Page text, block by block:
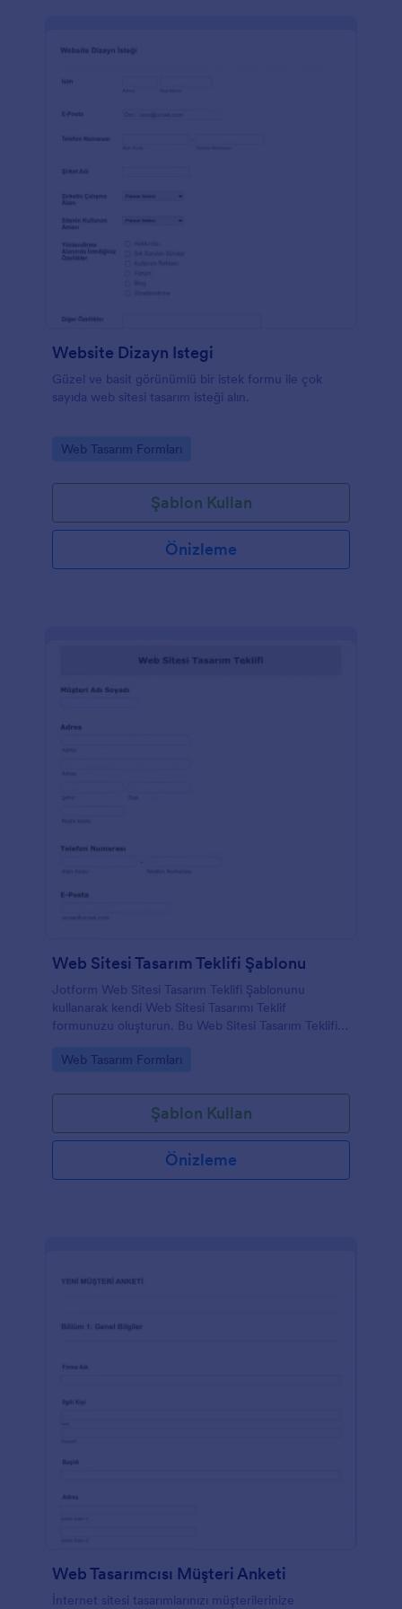
Website Dizayn Istegi
Güzel ve basit görünümlü bir istek formu ile çok
sayıda web sitesi tasarım isteği alın.
Go to Category:
Web Tasarım Formları
Şablon Kullan
Önizleme
Web Sitesi Tasarım Teklifi Şablonu
Jotform Web Sitesi Tasarım Teklifi Şablonunu
kullanarak kendi Web Sitesi Tasarımı Teklif
formunuzu oluşturun. Bu Web Sitesi Tasarım Teklifi
düzenleme aracı özelliğini kullanarak onu
formu, bir Web Sitesi Tasarım Teklifi oluşturmak için
gereken temel bilgileri içerir. Sadece kutuları
doldurun, beğeninize göre bilgileri özelleştirin,
ekleyin veya kaldırın.
Go to Category:
Web Tasarım Formları
Şablon Kullan
Önizleme
Web Tasarımcısı Müşteri Anketi
İnternet sitesi tasarımlarınızı müşterilerinize